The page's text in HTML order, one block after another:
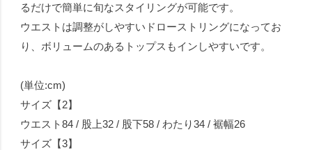
るだけで簡単に旬なスタイリングが可能です。
ウエストは調整がしやすいドローストリングになってお
り、ボリュームのあるトップスもインしやすいです。
(単位:cm)
サイズ【2】
ウエスト84 / 股上32 / 股下58 / わたり34 / 裾幅26
サイズ【3】